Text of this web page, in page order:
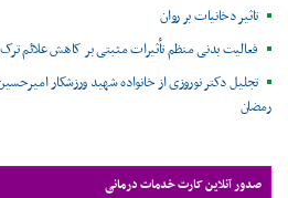
تاثیر دخانیات بر روان
فعالیت بدنی منظم تأثیرات مثبتی بر کاهش علائم ترک
تجلیل دکتر نوروزی از خانواده شهید ورزشکار
رمضان
صدور آنلاین کارت خدمات درمانی